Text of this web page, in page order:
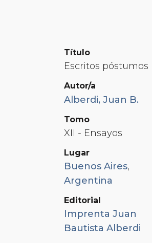
Título
Escritos póstumos
Autor/a
Alberdi, Juan B.
Tomo
XII - Ensayos
Lugar
Buenos Aires,
Argentina
Editorial
Imprenta Juan
Bautista Alberdi